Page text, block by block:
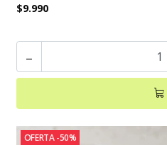
$9.990
-
OFERTA -50%